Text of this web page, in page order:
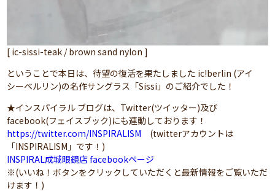
[ ic-sissi-teak / brown sand nylon ]
ということで本日は、待望の復活を果たしました ic!berlin (アイ
シーベルリン)の名作サングラス「Sissi」のご紹介でした！
★インスパイラル ブログは、Twitter(ツイッター)及び
facebook(フェイスブック)にも連動しております！
https://twitter.com/INSPIRALISM (twitterアカウントは
「INSPIRALISM」です！)
INSPIRAL成城眼鏡店 facebookページ
※(いいね！ボタンをクリックしていただくと最新情報をご覧いただ
けます！)